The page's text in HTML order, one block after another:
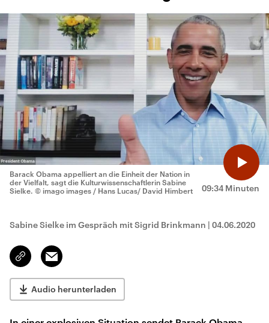
09:34 Minuten
Barack Obama appelliert an die Einheit der Nation in
der Vielfalt, sagt die Kulturwissenschaftlerin Sabine
Sielke. © imago images / Hans Lucas/ David Himbert
Sabine Sielke im Gespräch mit Sigrid Brinkmann | 04.06.2020
Link
kopieren/teilen
Email
Audio herunterladen